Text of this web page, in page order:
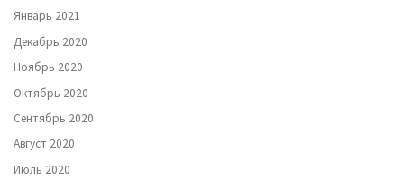
Январь 2021
Декабрь 2020
Ноябрь 2020
Октябрь 2020
Сентябрь 2020
Август 2020
Июль 2020